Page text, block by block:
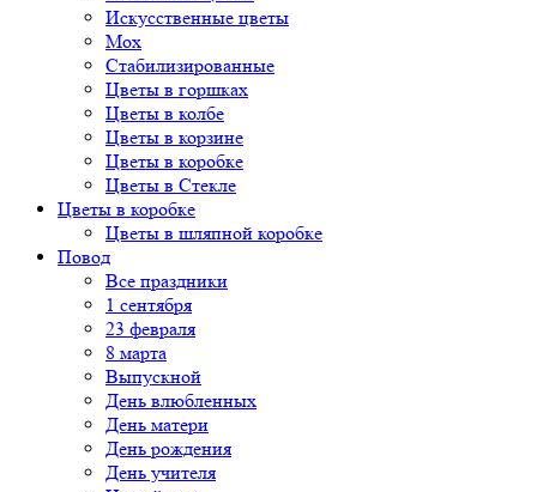
Искусственные цветы
Мох
Стабилизированные
Цветы в горшках
Цветы в колбе
Цветы в корзине
Цветы в коробке
Цветы в Стекле
Цветы в коробке
Цветы в шляпной коробке
Повод
Все праздники
1 сентября
23 февраля
8 марта
Выпускной
День влюбленных
День матери
День рождения
День учителя